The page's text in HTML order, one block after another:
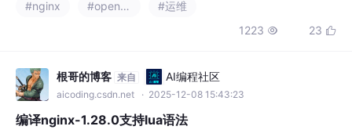
#nginx #openresty
#运维
1223  23 
根哥的博客 来自 AI编程社区
aicoding.csdn.net · 2025-12-08 15:43:23
编译nginx-1.28.0支持lua语法